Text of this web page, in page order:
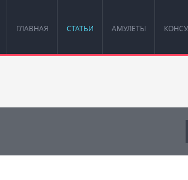
ГЛАВНАЯ СТАТЬИ АМУЛЕТЫ